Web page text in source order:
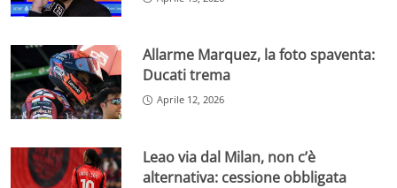
Allarme Marquez, la foto spaventa:
Ducati trema
Aprile 12, 2026
Leao via dal Milan, non c’è
alternativa: cessione obbligata